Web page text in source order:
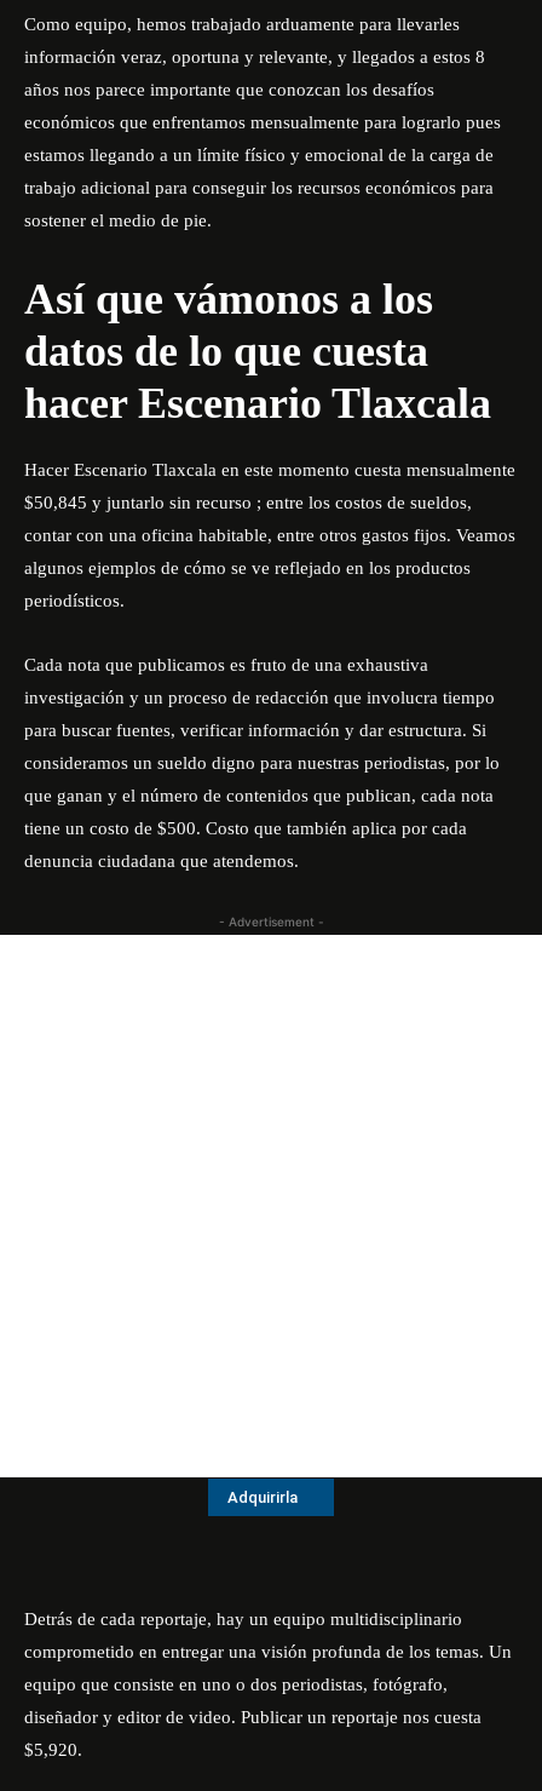
Como equipo, hemos trabajado arduamente para llevarles
información veraz, oportuna y relevante, y llegados a estos 8
años nos parece importante que conozcan los desafíos
económicos que enfrentamos mensualmente para lograrlo pues
estamos llegando a un límite físico y emocional de la carga de
trabajo adicional para conseguir los recursos económicos para
sostener el medio de pie.
Así que vámonos a los
datos de lo que cuesta
hacer Escenario Tlaxcala
Hacer Escenario Tlaxcala en este momento cuesta mensualmente
$50,845 y juntarlo sin recurso ; entre los costos de sueldos,
contar con una oficina habitable, entre otros gastos fijos. Veamos
algunos ejemplos de cómo se ve reflejado en los productos
periodísticos.
Cada nota que publicamos es fruto de una exhaustiva
investigación y un proceso de redacción que involucra tiempo
para buscar fuentes, verificar información y dar estructura. Si
consideramos un sueldo digno para nuestras periodistas, por lo
que ganan y el número de contenidos que publican, cada nota
tiene un costo de $500. Costo que también aplica por cada
denuncia ciudadana que atendemos.
- Advertisement -
Adquirirla
Detrás de cada reportaje, hay un equipo multidisciplinario
comprometido en entregar una visión profunda de los temas. Un
equipo que consiste en uno o dos periodistas, fotógrafo,
diseñador y editor de video. Publicar un reportaje nos cuesta
$5,920.